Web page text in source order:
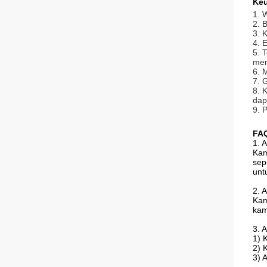
1.
2.
3.
4.
5.
6.
7.
8.
9.
1.
2.
3.
1)
2)
3)